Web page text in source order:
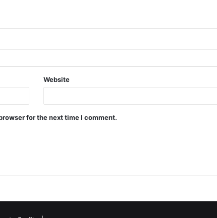
Website
for the next time I comment.